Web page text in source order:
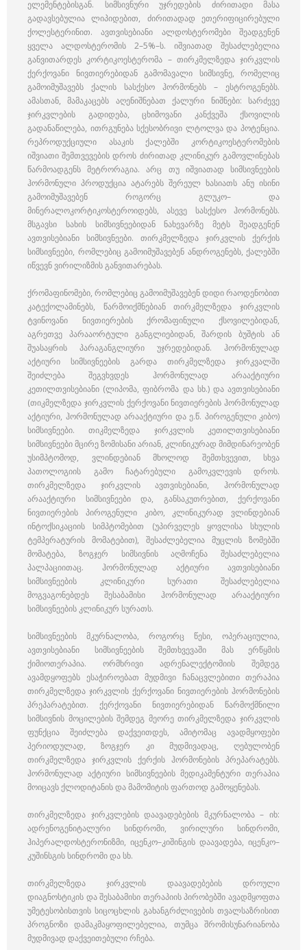
ელემენტებისგან. სიმსივნური უჯრედების ძირითადი მასა
გადავსებულია ლიპიდებით, ძირითადად ეთერიფიცირებული
ქოლესტერინით. ავთვისებიანი ალდოსტერომები შეადგენენ
ყველა ალდოსტერომის 2–5%–ს. იშვიათად შესაძლებელია
განვითარდეს კორტიკოესტერომა – თირკმელზედა ჯირკვლის
ქერქოვანი ნივთიერებიდან გამომავალი სიმსივნე, რომელიც
გამოიმუშავებს ქალის სასქესო ჰორმონებს – ესტროგენებს.
ამასთან, მამაკაცებს აღენიშნებათ ქალური ნიშნები: სარძევე
ჯირკვლების გადიდება, ცხიმოვანი კანქვეშა ქსოვილის
გადანაწილება, ითრგუნება სქესობრივი ლტოლვა და პოტენცია.
რეპროდუქციული ასაკის ქალებში კორტიკოესტერომების
იშვიათი შემთვევების დროს ძირითად კლინიკურ გამოვლინებას
წარმოადგენს მეტრორაგია. არც თუ იშვიათად სიმსივნეების
ჰორმონული პროდუქცია ატარებს შერეულ ხასიათს ანუ ისინი
გამოიმუშავებენ როგორც გლუკო– და
მინერალოკორტიკოსტეროიდებს, ასევე სასქესო ჰორმონებს.
მსგავსი სახის სიმსივნეებიდან ნახევარზე მეტს შეადგენენ
ავთვისებიანი სიმსივნეები. თირკმელზედა ჯირკვლის ქერქის
სიმსივნეები, რომლებიც გამოიმუშავებენ ანდროგენებს, ქალებში
იწვევნ ვირილიზმის განვითარებას.
ქრომაფინომები, რომლებიც გამოიმუშავებენ დიდი რაოდენობით
კატექოლამინებს, წარმოიქმნებიან თირკმელზედა ჯირკვლის
ტვინოვანი ნივთიერების ქრომაფინული ქსოვილებიდან,
აგრეთვე პარააორტული განგლიებიდან, შარდის ბუშტის ან
შუასაყრის პარაგანგლიური უჯრედებიდან. ჰორმონულად
აქტიური სიმსივნეების გარდა თირკმელზედა ჯირკვალში
შეიძლება შეგვხვდეს ჰორმონულად არააქტიური
კეთილთვისებიანი (ლიპომა, ფიბრომა და სხ.) და ავთვისებიანი
(თიკმელზედა ჯირკვლის ქერქოვანი ნივთიერების ჰორმონულად
აქტიური, ჰორმონულად არააქტიური და ე.წ. პიროგენული კიბო)
სიმსივნეები. თიკმელზედა ჯირკვლის კეთილთვისებიანი
სიმსივნეები მცირე ზომისანი არიან, კლინიკურად მიმდინარეობენ
უსიმპტომოდ, ვლინდებიან მხოლოდ შემთხვევით, სხვა
პათოლოგიის გამო ჩატარებული გამოკვლევის დროს.
თირკმელზედა ჯირკვლის ავთვისებიანი, ჰორმონულად
არააქტიური სიმსივნეები და, განსაკუთრებით, ქერქოვანი
ნივთიერების პიროგენული კიბო, კლინიკურად ვლინდებიან
ინტოქსიკაციის სიმპტომებით (უპირველეს ყოვლისა სხულის
ტემპერატურის მომატებით), შესაძლებელია მუცლის ზომებში
მომატება, ზოგჯერ სიმსივნის აღმოჩენა შესაძლებელია
პალპაციითაც. ჰორმონულად აქტიური ავთვისებიანი
სიმსივნეების კლინიკური სურათი შესაძლებელია
მოგვაგონებდეს შესაბამისი ჰორმონულად არააქტიური
სიმსივნეების კლინიკურ სურათს.
სიმსივნეების მკურნალობა, როგორც წესი, ოპერაციულია,
ავთვისებიანი სიმსივნეების შემთხვევაში მას ერწყმის
ქიმიოთერაპია. ორმხრივი ადრენალექტომიის შემდეგ
ავამდყოფებს ესაჭიროებათ მუდმივი ჩანაცვლებითი თერაპია
თირკმელზედა ჯირკვლის ქერქოვანი ნივთიერების ჰორმონების
პრეპარატებით. ქერქოვანი ნივთიერებიდან წარმოქმნილი
სიმსივნის მოცილების შემდეგ მეორე თირკმელზედა ჯირკვლის
ფუნქცია შეიძლება დაქვეითდეს, ამიტომაც ავადმყოფები
პერიოდულად, ზოგჯერ კი მუდმივადაც, ღებულობენ
თირკმელზედა ჯირკვლის ქერქის ჰორმონების პრეპარატებს.
ჰორმონულად აქტიური სიმსივნეების მედიკამენტური თერაპია
მოიცავს ქლოდიტანის და მამომიტის ფართოდ გამოყენებას.
თირკმელზედა ჯირკვლების დაავადებების მკურნალობა – იხ:
ადრენოგენიტალური სინდრომი, ვირილური სინდრომი,
ჰიპერალდოსტერონიზმი, იცენკო–კიშინგის დაავადება, იცენკო–
კუშინსგის სინდრომი და სხ.
თირკმელზედა ჯირკვლის დაავადებების დროული
დიაგნოსტიკის და შესაბამისი თერაპიის პირობებში ავადმყოფთა
უმეტესობისთვის სიცოცხლის გახანგრძლივების თვალსაზრისით
პროგნოზი დამაკმაყოფილებელია, თუმცა შრომისუნარიანობა
მუდმივად დაქვეითებული რჩება.